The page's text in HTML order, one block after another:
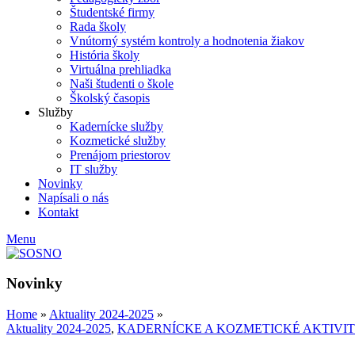
Študentské firmy
Rada školy
Vnútorný systém kontroly a hodnotenia žiakov
História školy
Virtuálna prehliadka
Naši študenti o škole
Školský časopis
Služby
Kadernícke služby
Kozmetické služby
Prenájom priestorov
IT služby
Novinky
Napísali o nás
Kontakt
Menu
Novinky
Home » Aktuality 2024-2025 »
Aktuality 2024-2025, KADERNÍCKE A KOZMETICKÉ